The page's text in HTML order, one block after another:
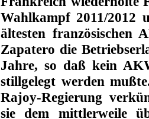
Wahlkampf 2011/2012
ältesten französischen
Zapatero die
Jahre, so daß kein
stillgelegt werden
Rajoy-Regierung
sie dem mittlerweile